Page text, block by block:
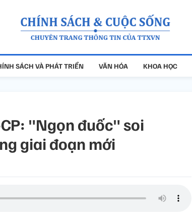
SÁCH VÀ PHÁT TRIỂN VĂN HÓA KHOA HỌC
"Ngọn đuốc" soi
giai đoạn mới